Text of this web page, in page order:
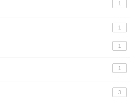
1
1
1
1
3